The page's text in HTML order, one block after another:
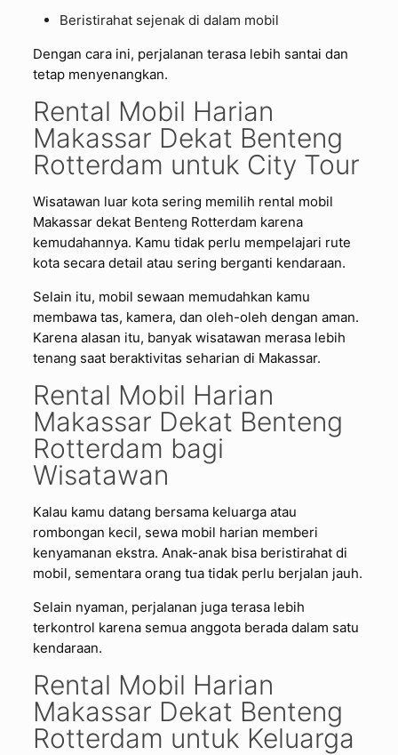
Beristirahat sejenak di dalam mobil
Dengan cara ini, perjalanan terasa lebih santai dan
tetap menyenangkan.
Rental Mobil Harian
Makassar Dekat Benteng
Rotterdam untuk City Tour
Wisatawan luar kota sering memilih rental mobil
Makassar dekat Benteng Rotterdam karena
kemudahannya. Kamu tidak perlu mempelajari rute
kota secara detail atau sering berganti kendaraan.
Selain itu, mobil sewaan memudahkan kamu
membawa tas, kamera, dan oleh-oleh dengan aman.
Karena alasan itu, banyak wisatawan merasa lebih
tenang saat beraktivitas seharian di Makassar.
Rental Mobil Harian
Makassar Dekat Benteng
Rotterdam bagi
Wisatawan
Kalau kamu datang bersama keluarga atau
rombongan kecil, sewa mobil harian memberi
kenyamanan ekstra. Anak-anak bisa beristirahat di
mobil, sementara orang tua tidak perlu berjalan jauh.
Selain nyaman, perjalanan juga terasa lebih
terkontrol karena semua anggota berada dalam satu
kendaraan.
Rental Mobil Harian
Makassar Dekat Benteng
Rotterdam untuk Keluarga